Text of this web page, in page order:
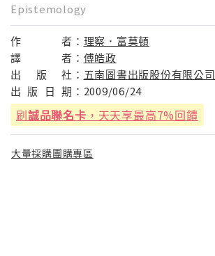
Epistemology
作 者： 理察．富莫頓
譯
者： 傅皓政
出
版 社： 五南圖書出版股份有限公司
出 版 日 期： 2009/06/24
刷誠品聯名卡 ，天天享最高7%回饋
大量採購團購專區